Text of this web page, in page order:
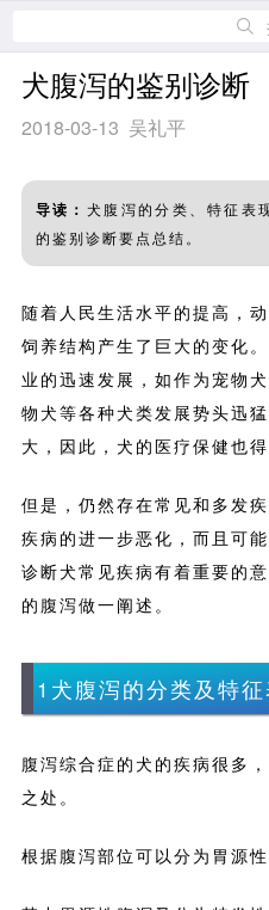
犬腹泻的鉴别诊断
2018-03-13 吴礼平
导读： 犬腹泻的分类、特征表
的鉴别诊断要点总结。
随着人民生活水平的提高，
饲养结构产生了巨大的变化
业的迅速发展，如作为宠物
物犬等各种犬类发展势头迅
大，因此，犬的医疗保健也得
但是，仍然存在常见和多发
疾病的进一步恶化，而且可
诊断犬常见疾病有着重要的
的腹泻做一阐述。
1犬腹泻的分类及特
腹泻综合症的犬的疾病很多
之处。
根据腹泻部位可以分为胃源